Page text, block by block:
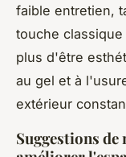
faible entretien,
touche
plus d'être
au gel et à
extérieur
Suggestions